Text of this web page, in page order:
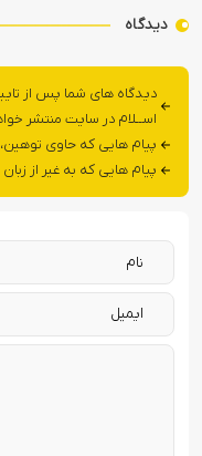
دیدگاه
دیدگاه های شما پس از
اســلام در سایت منتشر
پیام هایی که حاوی
پیام هایی که به غیر از